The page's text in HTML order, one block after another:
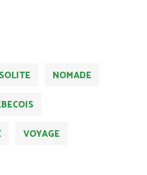
NOMADE
VOYAGE